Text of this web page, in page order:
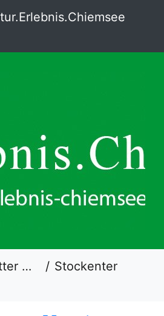
Stockenten beim "Landeanflug"